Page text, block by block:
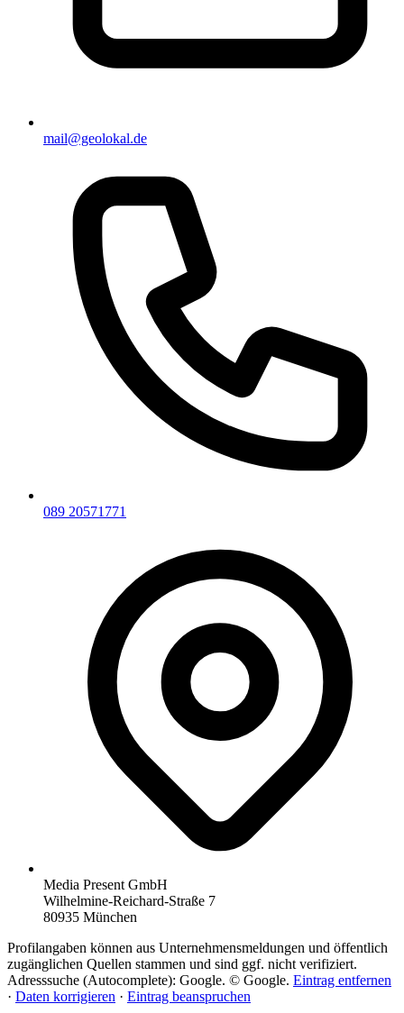
mail@geolokal.de
089 20571771
Media Present GmbH
Wilhelmine-Reichard-Straße 7
80935 München
Profilangaben können aus Unternehmensmeldungen und öffentlich
zugänglichen Quellen stammen und sind ggf. nicht verifiziert.
Adresssuche (Autocomplete): Google. © Google. Eintrag entfernen
· Daten korrigieren · Eintrag beanspruchen